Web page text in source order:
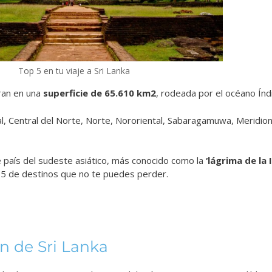
Top 5 en tu viaje a Sri Lanka
en una superficie de 65.610 km2, rodeada por el océano
Central del Norte, Norte, Nororiental, Sabaragamuwa,
del sudeste asiático, más conocido como la ‘lágrima de la
de destinos que no te puedes perder.
de Sri Lanka